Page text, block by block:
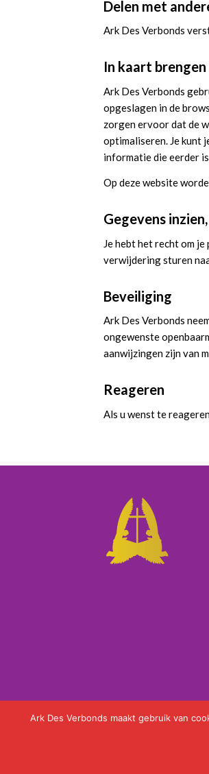
Delen met
Ark Des Verbonds
In kaart
Ark Des Verbonds
opgeslagen in de
zorgen ervoor dat de
optimaliseren. Je kunt
informatie die eerder
Op deze website
Gegevens
Je hebt het recht om
verwijdering sturen
Beveiliging
Ark Des Verbonds
ongewenste
aanwijzingen zijn van
Reageren
Als u wenst te
Ark Des Verbonds maakt gebruik van